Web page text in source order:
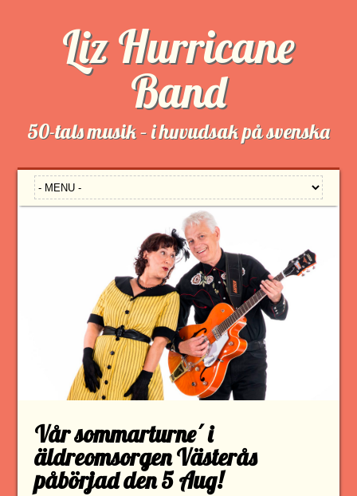
Liz Hurricane
Band
50-tals musik – i huvudsak på svenska
Vår sommarturne´ i
äldreomsorgen Västerås
påbörjad den 5 Aug!